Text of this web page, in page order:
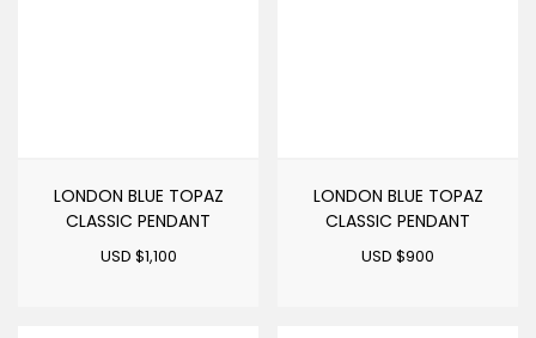
LONDON BLUE TOPAZ
CLASSIC PENDANT
USD $1,100
LONDON BLUE TOPAZ
CLASSIC PENDANT
USD $900